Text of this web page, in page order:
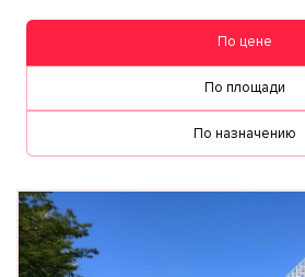
По цене
По площади
По назначению